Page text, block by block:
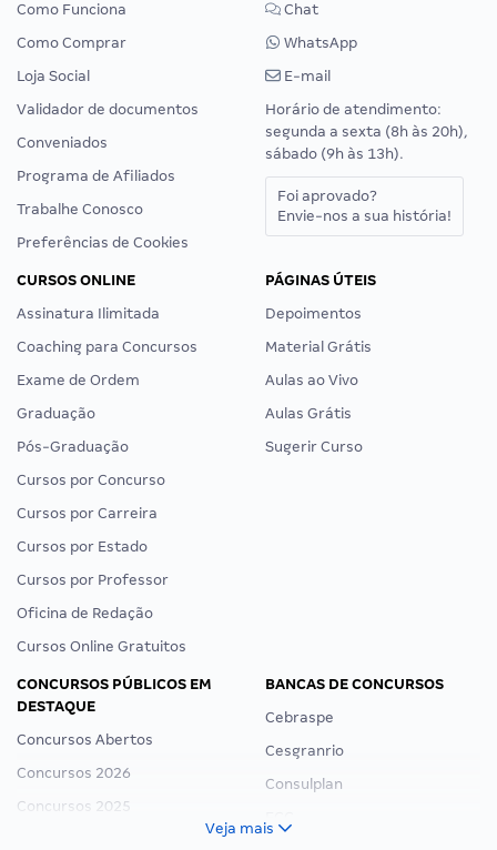
Como Funciona
Como Comprar
Loja Social
Validador de documentos
Conveniados
Programa de Afiliados
Trabalhe Conosco
Preferências de Cookies
Chat
WhatsApp
E-mail
Horário de atendimento:
segunda a sexta (8h às 20h),
sábado (9h às 13h).
Foi aprovado?
Envie-nos a sua história!
CURSOS ONLINE
Assinatura Ilimitada
Coaching para Concursos
Exame de Ordem
Graduação
Pós-Graduação
Cursos por Concurso
Cursos por Carreira
Cursos por Estado
Cursos por Professor
Oficina de Redação
Cursos Online Gratuitos
PÁGINAS ÚTEIS
Depoimentos
Material Grátis
Aulas ao Vivo
Aulas Grátis
Sugerir Curso
CONCURSOS PÚBLICOS EM
DESTAQUE
Concursos Abertos
Concursos 2026
Concursos 2025
BANCAS DE CONCURSOS
Cebraspe
Cesgranrio
Consulplan
Veja mais